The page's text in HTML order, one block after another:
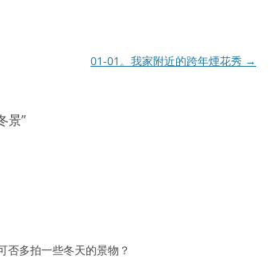
01-01。我家附近的跨年煙花秀 →
景”
否多拍一些冬天的景物？